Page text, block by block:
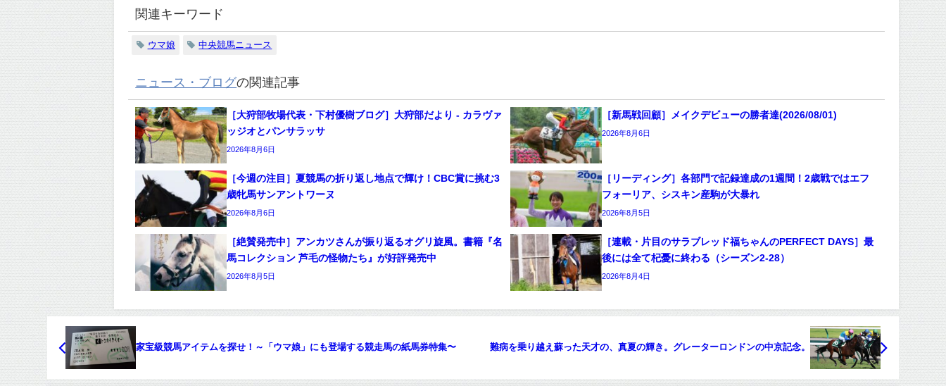
関連キーワード
ウマ娘 中央競馬ニュース
ニュース・ブログの関連記事
［大狩部牧場代表・下村優樹ブログ］大狩部だより - カラヴァ
ッジオとパンサラッサ
2026年8月6日
［新馬戦回顧］メイクデビューの勝者達(2026/08/01)
2026年8月6日
［今週の注目］夏競馬の折り返し地点で輝け！CBC賞に挑む3
歳牝馬サンアントワーヌ
2026年8月6日
［リーディング］各部門で記録達成の1週間！2歳戦ではエフ
フォーリア、シスキン産駒が大暴れ
2026年8月5日
［絶賛発売中］アンカツさんが振り返るオグリ旋風。書籍『名
馬コレクション 芦毛の怪物たち』が好評発売中
2026年8月5日
［連載・片目のサラブレッド福ちゃんのPERFECT DAYS］最
後には全て杞憂に終わる（シーズン2-28）
2026年8月4日
家宝級競馬アイテムを探せ！～「ウマ娘」にも登場する競走馬の紙馬券特集〜 難病を乗り越え蘇った天才の、真夏の輝き。グレーターロンドンの中京記念。